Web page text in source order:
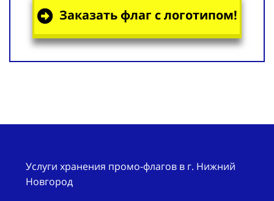
Заказать флаг с логотипом!
Услуги хранения промо-флагов в г. Нижний
Новгород